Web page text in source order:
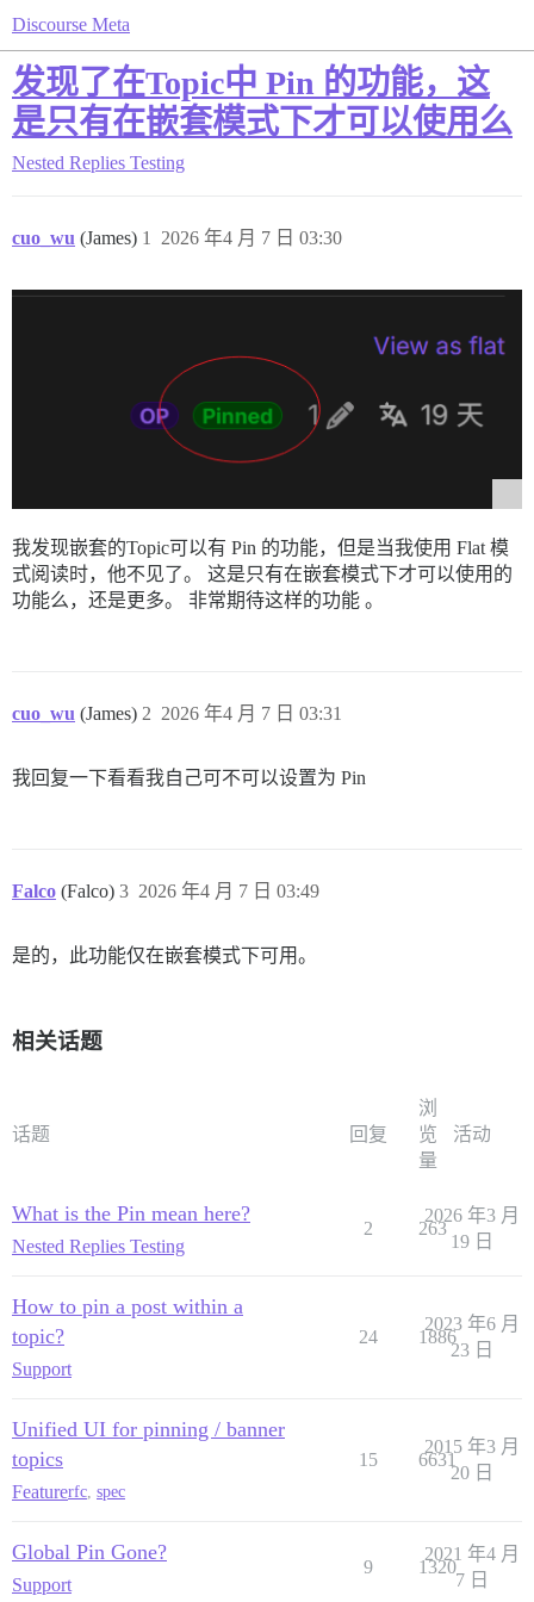
Discourse Meta
发现了在Topic中 Pin 的功能，这
是只有在嵌套模式下才可以使用么
Nested Replies Testing
cuo_wu (James) 2026 年4 月 7 日 03:30
1
我发现嵌套的Topic可以有 Pin 的功能，但是当我使用 Flat 模
式阅读时，他不见了。 这是只有在嵌套模式下才可以使用的
功能么，还是更多。 非常期待这样的功能 。
cuo_wu (James) 2026 年4 月 7 日 03:31
2
我回复一下看看我自己可不可以设置为 Pin
Falco (Falco) 2026 年4 月 7 日 03:49
3
是的，此功能仅在嵌套模式下可用。
相关话题
话题 回复
浏
览
量
活动
What is the Pin mean here?
Nested Replies Testing
2 263
2026 年3 月
19 日
How to pin a post within a
topic?
Support
24 1886
2023 年6 月
23 日
Unified UI for pinning / banner
topics
Featurerfc, spec
15 6631
2015 年3 月
20 日
Global Pin Gone?
Support
9 1320
2021 年4 月
7 日